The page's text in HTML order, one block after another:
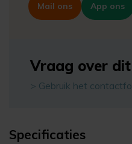
Mail ons App ons
Vraag over dit
> Gebruik het
Specificaties